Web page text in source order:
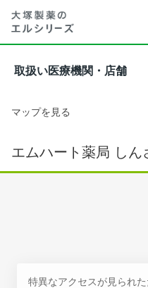
取扱い医療機関・店舗
マップを見る
エムハート薬局 しん
特異なアクセスが見られ